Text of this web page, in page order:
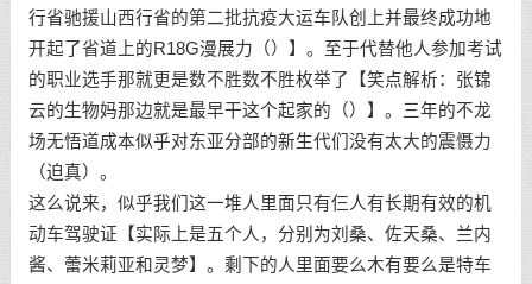
行省驰援山西行省的第二批抗疫大运车队创上并最终成功地
开起了省道上的R18G漫展力（）】。至于代替他人参加考试
的职业选手那就更是数不胜数不胜枚举了【笑点解析：张锦
云的生物妈那边就是最早干这个起家的（）】。三年的不龙
场无悟道成本似乎对东亚分部的新生代们没有太大的震慑力
（迫真）。
这么说来，似乎我们这一堆人里面只有仨人有长期有效的机
动车驾驶证【实际上是五个人，分别为刘桑、佐天桑、兰内
酱、蕾米莉亚和灵梦】。剩下的人里面要么木有要么是特车